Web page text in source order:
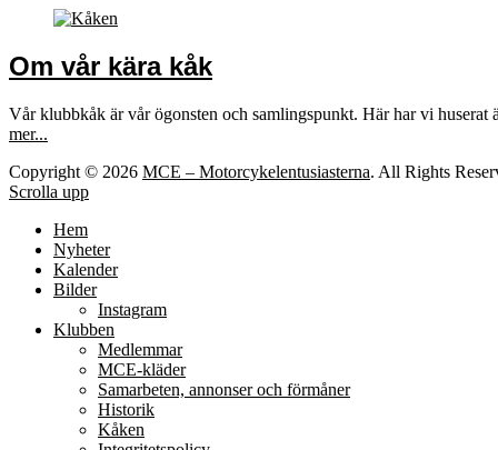
Om vår kära kåk
Vår klubbkåk är vår ögonsten och samlingspunkt. Här har vi huserat
mer...
Copyright © 2026 MCE – Motorcykelentusiasterna. All Rights
Scrolla upp
Hem
Nyheter
Kalender
Bilder
Instagram
Klubben
Medlemmar
MCE-kläder
Samarbeten, annonser och förmåner
Historik
Kåken